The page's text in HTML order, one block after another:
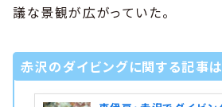
議な景観が広がっていた。
赤沢のダイビングに関する記事